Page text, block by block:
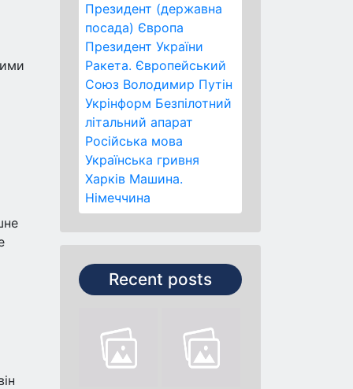
Президент (державна
посада) Європа
Президент України
Ракета. Європейський
Союз Володимир Путін
Укрінформ Безпілотний
літальний апарат
Російська мова
Українська гривня
Харків Машина.
Німеччина
Recent posts